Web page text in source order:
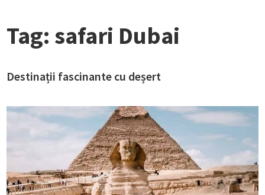
Tag: safari Dubai
Destinații fascinante cu deșert